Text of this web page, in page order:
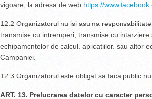
vigoare, la adresa de web https://
12.2 Organizatorul nu isi asuma
transmise cu intreruperi, transmise cu
echipamentelor de calcul, aplicatiilor, sau altor
Campaniei.
12.3 Organizatorul este obligat sa faca public
ART. 13. Prelucrarea datelor cu caracter